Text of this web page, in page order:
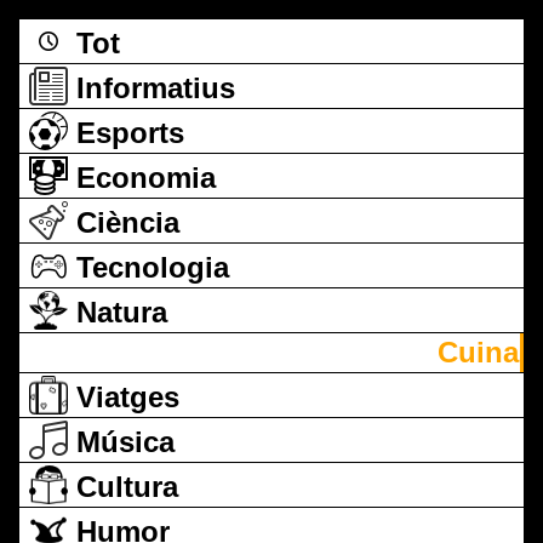
Tot
Informatius
Esports
Economia
Ciència
Tecnologia
Natura
Cuina
Viatges
Música
Cultura
Humor